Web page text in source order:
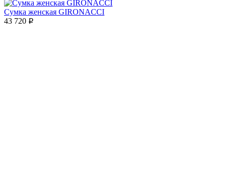
Сумка женская GIRONACCI
43 720 p